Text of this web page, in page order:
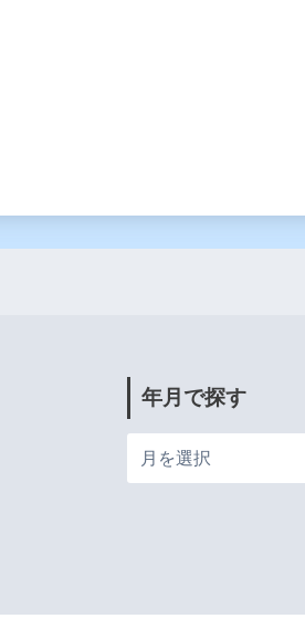
年月で探す